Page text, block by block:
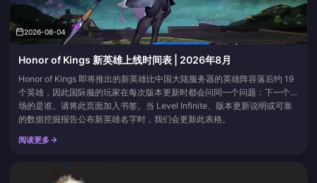
2026-08-04
Honor of Kings 新英雄上线时间表 | 2026年8月
Honor of Kings 即将推出的新英雄比中国大陆服务器的英雄阵容落后约 19
个英雄，因此国际服的玩家在每次版本更新时都会问同一个问题：下一个登
场的是谁。请将此页面加入书签。当 Level Infinite、版本更新说明或可靠
的数据挖掘报告公布新英雄名字时，我们会更新此表格。
阅读更多